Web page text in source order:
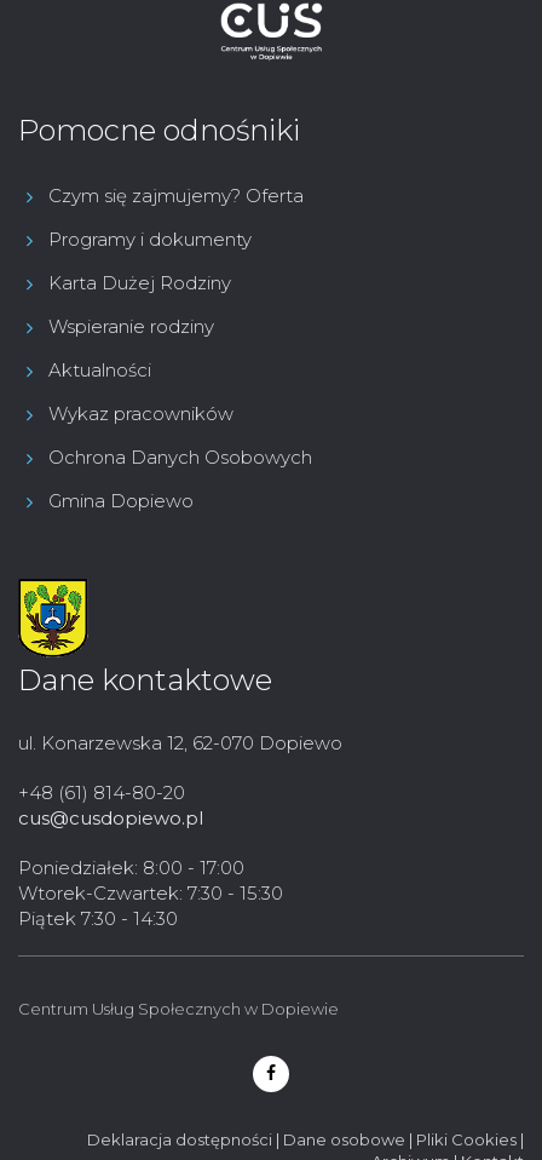
Pomocne odnośniki
Czym się zajmujemy? Oferta
Programy i dokumenty
Karta Dużej Rodziny
Wspieranie rodziny
Aktualności
Wykaz pracowników
Ochrona Danych Osobowych
Gmina Dopiewo
Dane kontaktowe
ul. Konarzewska 12, 62-070 Dopiewo
+48 (61) 814-80-20
cus@cusdopiewo.pl
Poniedziałek: 8:00 - 17:00
Wtorek-Czwartek: 7:30 - 15:30
Piątek 7:30 - 14:30
Centrum Usług Społecznych w Dopiewie
Deklaracja dostępności | Dane osobowe | Pliki Cookies |